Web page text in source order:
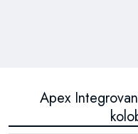
Apex